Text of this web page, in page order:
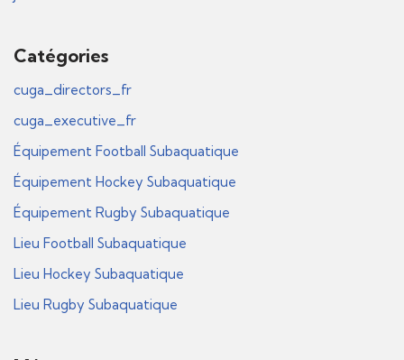
Catégories
cuga_directors_fr
cuga_executive_fr
Équipement Football Subaquatique
Équipement Hockey Subaquatique
Équipement Rugby Subaquatique
Lieu Football Subaquatique
Lieu Hockey Subaquatique
Lieu Rugby Subaquatique